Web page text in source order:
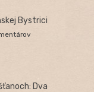
Bystrici
Dva